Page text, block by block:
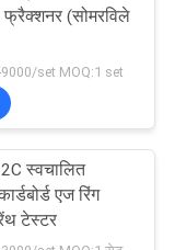
16
फ्रैक्शनर (सोमरविले
9000/set MOQ:1 set
स्वचालित
एज रिंग
टेस्टर